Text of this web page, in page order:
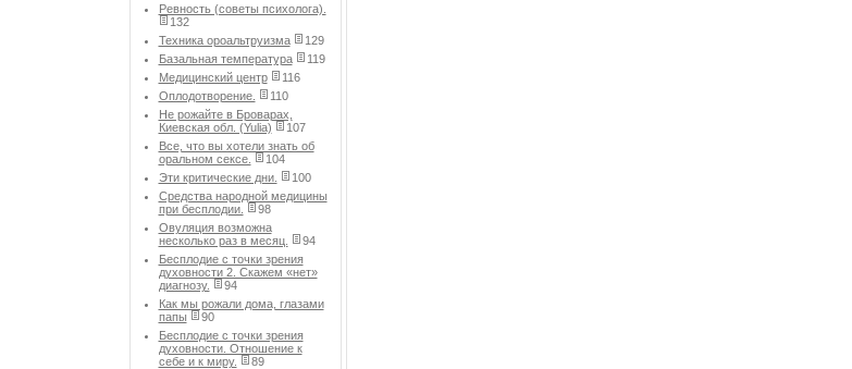
Ревность (советы психолога).
132
Техника ороальтруизма
129
Базальная температура
119
Медицинский центр
116
Оплодотворение.
110
Не рожайте в Броварах,
Киевская обл. (Yulia)
107
Все, что вы хотели знать об
оральном сексе.
104
Эти критические дни.
100
Средства народной медицины
при бесплодии.
98
Овуляция возможна
несколько раз в месяц.
94
Бесплодие с точки зрения
духовности 2. Скажем «нет»
диагнозу.
94
Как мы рожали дома, глазами
папы
90
Бесплодие с точки зрения
духовности. Отношение к
себе и к миру.
89